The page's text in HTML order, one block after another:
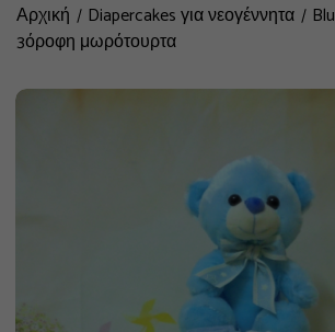
Αρχική Diapercakes για νεογέννητα
3όροφη μωρότουρτα